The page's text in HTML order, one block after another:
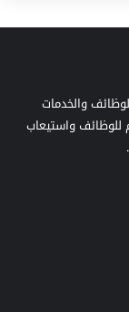
والخدمات
للوظائف واستيعاب